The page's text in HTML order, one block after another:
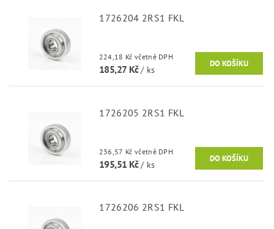
1726204 2RS1 FKL
224,18 Kč včetně DPH
185,27 Kč/ ks
1726205 2RS1 FKL
236,57 Kč včetně DPH
195,51 Kč/ ks
1726206 2RS1 FKL